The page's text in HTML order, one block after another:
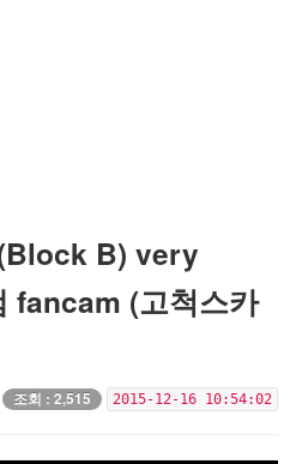
B) very
fancam (고척스카
조회 : 2,515 2015-12-16 10:54:02